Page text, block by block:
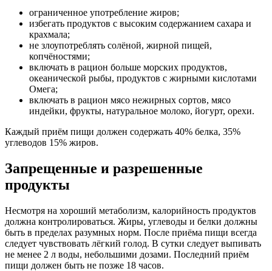
ограниченное употребление жиров;
избегать продуктов с высоким содержанием сахара и
крахмала;
не злоупотреблять солёной, жирной пищей,
копчёностями;
включать в рацион больше морских продуктов,
океанической рыбы, продуктов с жирными кислотами
Омега;
включать в рацион мясо нежирных сортов, мясо
индейки, фрукты, натуральное молоко, йогурт, орехи.
Каждый приём пищи должен содержать 40% белка, 35%
углеводов 15% жиров.
Запрещенные и разрешенные
продукты
Несмотря на хороший метаболизм, калорийность продуктов
должна контролироваться. Жиры, углеводы и белки должны
быть в пределах разумных норм. После приёма пищи всегда
следует чувствовать лёгкий голод. В сутки следует выпивать
не менее 2 л воды, небольшими дозами. Последний приём
пищи должен быть не позже 18 часов.